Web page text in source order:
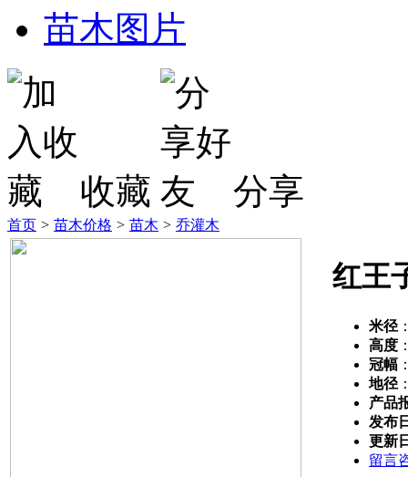
苗木图片
收藏 分享
首页 > 苗木价格 > 苗木 > 乔灌木
红王
米径
高度
冠幅
地径
产品
发布
更新
留言